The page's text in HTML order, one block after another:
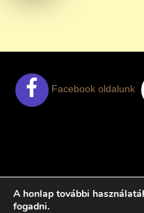
Facebook oldalunk
AJÁNLATKÉRÉS
A honlap további
fogadni.